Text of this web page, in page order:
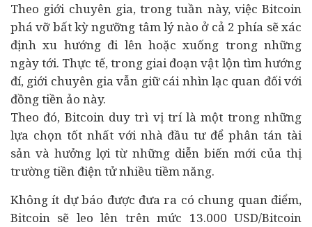
Theo giới chuyên gia, trong tuần này, việc Bitcoin
phá vỡ bất kỳ ngưỡng tâm lý nào ở cả 2 phía sẽ xác
định xu hướng đi lên hoặc xuống trong những
ngày tới. Thực tế, trong giai đoạn vật lộn tìm hướng
đí, giới chuyên gia vẫn giữ cái nhìn lạc quan đối với
đồng tiền ảo này.
Theo đó, Bitcoin duy trì vị trí là một trong những
lựa chọn tốt nhất với nhà đầu tưđể phân tán tài
sản và hưởng lợi từ những diễn biến mới của thị
trường tiền điện tử nhiều tiềm năng.
Không ít dự báo được đưa ra có chung quan điểm,
Bitcoin sẽ leo lên trên mức 13.000 USD/Bitcoin